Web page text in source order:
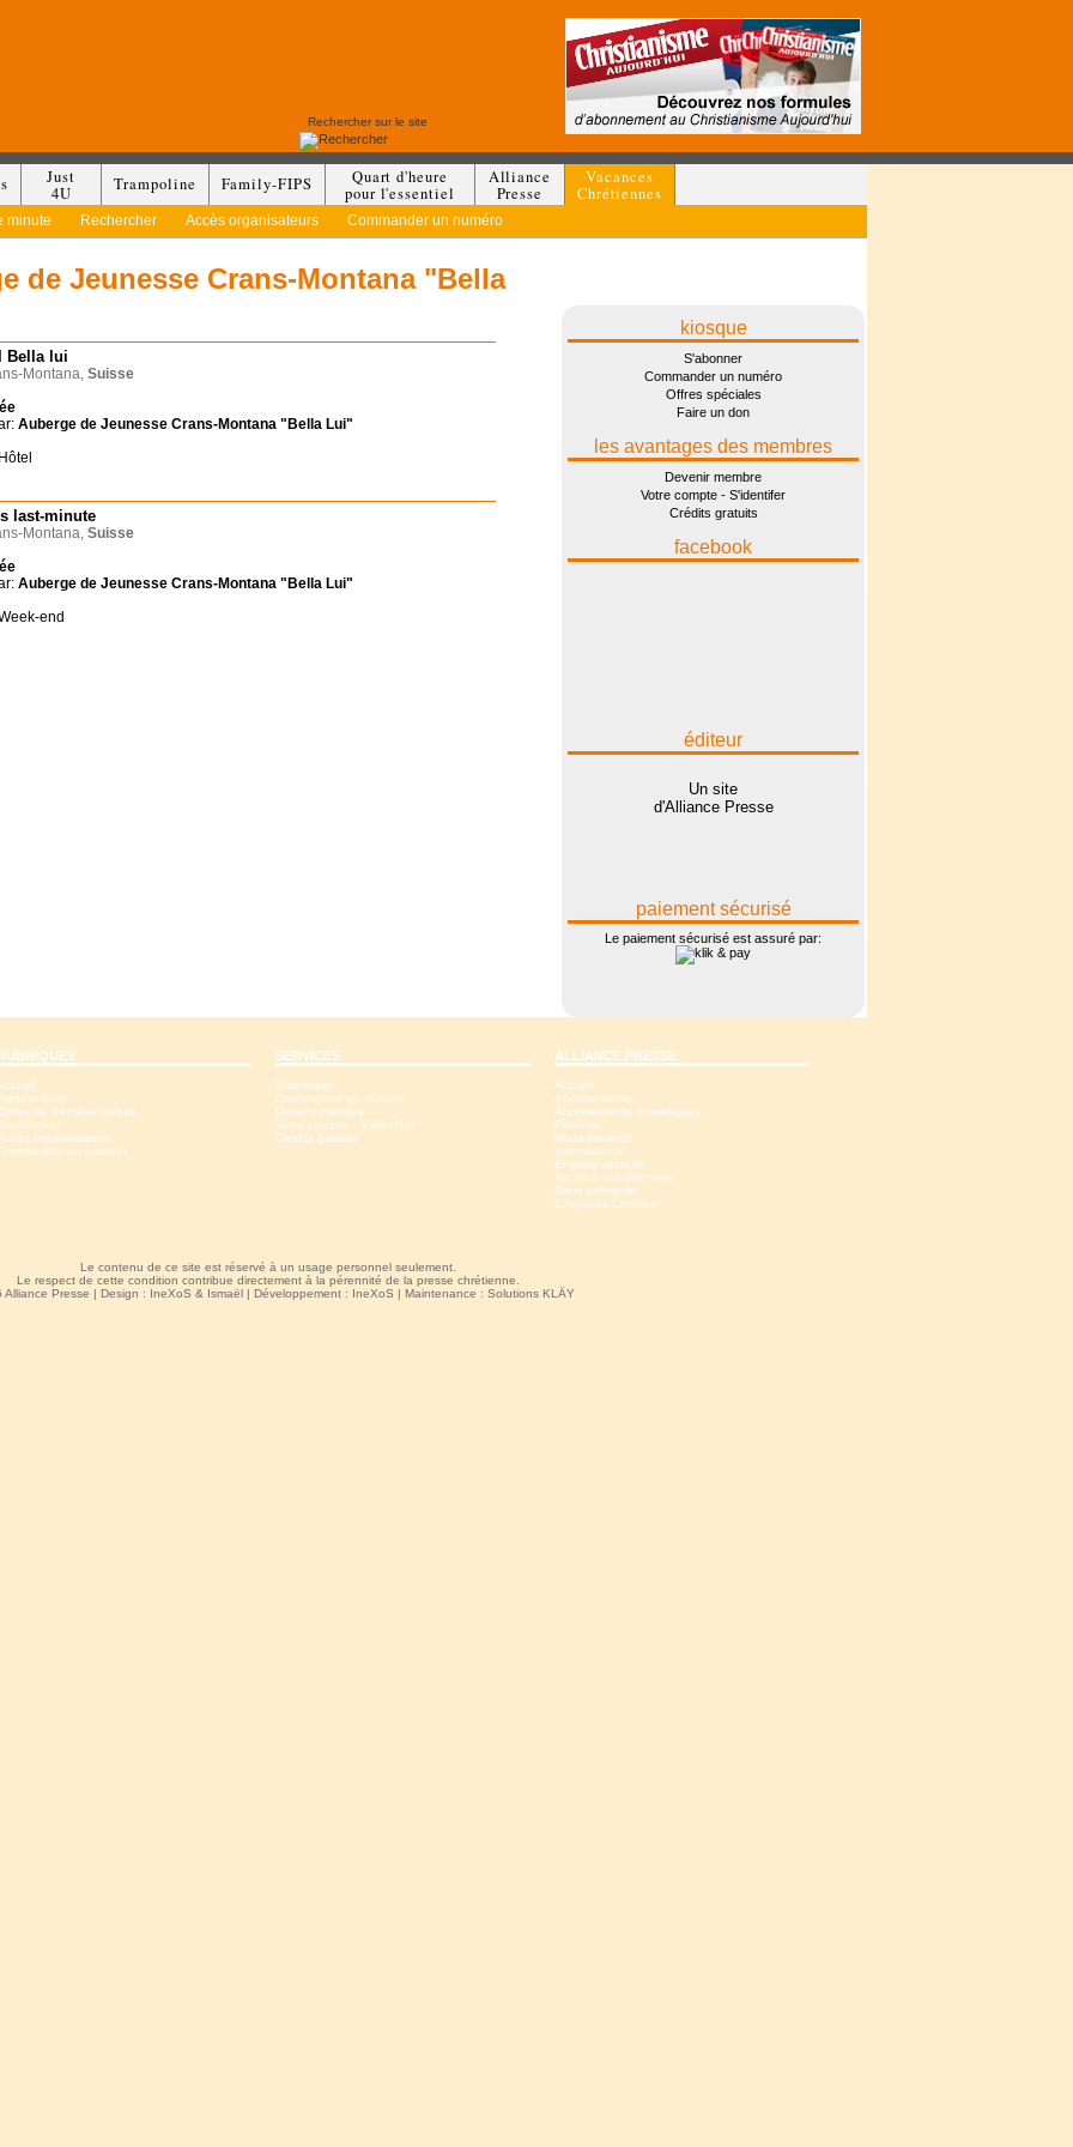
Just
4U
Trampoline Family-FIPS
Quart d'heure
pour l'essentiel
Alliance
Presse
Vacances
Chrétiennes
minute Rechercher Accès organisateurs Commander un numéro
de Jeunesse Crans-Montana "Bella
Bella lui
Montana, Suisse
Auberge de Jeunesse Crans-Montana "Bella Lui"
last-minute
Montana, Suisse
Auberge de Jeunesse Crans-Montana "Bella Lui"
end
kiosque
S'abonner
Commander un numéro
Offres spéciales
Faire un don
les avantages des membres
Devenir membre
Votre compte - S'identifer
Crédits gratuits
facebook
éditeur
Un site
d'Alliance Presse
paiement sécurisé
Le paiement sécurisé est assuré par:
de dernière minute
organisateurs
un numéro
SERVICES
S'abonner
Commander un numéro
Devenir membre
Votre compte - S'identifer
Crédits gratuits
ALLIANCE PRESSE
Accueil
Abonnements
Abonnements numériques
Publicité
Nous soutenir
International
Emplois vacants
Accès à vos données
Nous contacter
L'Agenda Chrétien
Le contenu de ce site est réservé à un usage personnel seulement.
Le respect de cette condition contribue directement à la pérennité de la presse chrétienne.
Alliance Presse | Design : IneXoS & Ismaël | Développement : IneXoS | Maintenance : Solutions KLÄY